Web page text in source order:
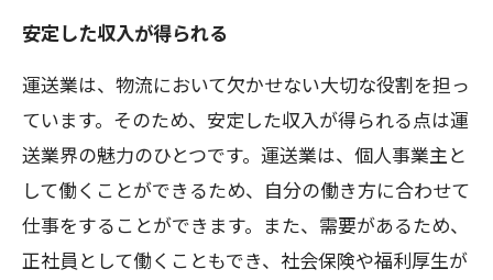
安定した収入が得られる
運送業は、物流において欠かせない大切な役割を担っ
ています。そのため、安定した収入が得られる点は運
送業界の魅力のひとつです。運送業は、個人事業主と
して働くことができるため、自分の働き方に合わせて
仕事をすることができます。また、需要があるため、
正社員として働くこともでき、社会保険や福利厚生が